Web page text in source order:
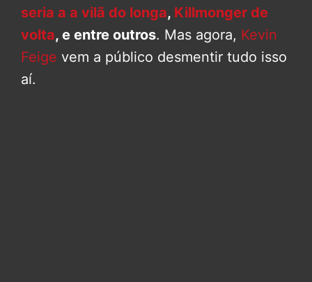
seria a a vilã do longa, Killmonger de
volta, e entre outros. Mas agora, Kevin
Feige vem a público desmentir tudo isso
aí.